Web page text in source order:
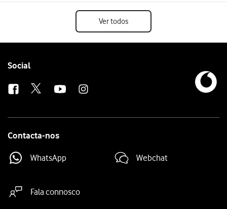
Ver todos
Follow
Social
Contacta-nos
WhatsApp Webchat
Fala connosco